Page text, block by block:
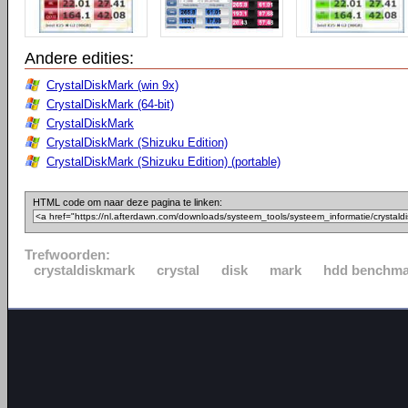
Andere edities:
CrystalDiskMark (win 9x)
CrystalDiskMark (64-bit)
CrystalDiskMark
CrystalDiskMark (Shizuku Edition)
CrystalDiskMark (Shizuku Edition) (portable)
HTML code om naar deze pagina te linken:
Trefwoorden:
crystaldiskmark
crystal disk mark hdd